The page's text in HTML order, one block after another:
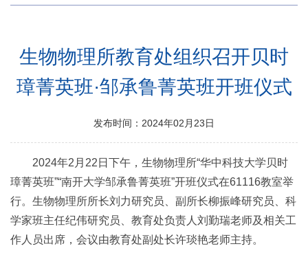
生物物理所教育处组织召开贝时
璋菁英班·邹承鲁菁英班开班仪式
发布时间：2024年02月23日
2024年2月22日下午，生物物理所“华中科技大学贝时
璋菁英班”“南开大学邹承鲁菁英班”开班仪式在61116教室举
行。生物物理所所长刘力研究员、副所长柳振峰研究员、科
学家班主任纪伟研究员、教育处负责人刘勤瑞老师及相关工
作人员出席，会议由教育处副处长许琰艳老师主持。